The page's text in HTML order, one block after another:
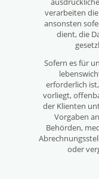
verarbeiten
ansonsten
dient, die
Sofern es für
erforderlich
vorliegt,
der Klienten
Vorgaben
Behörden,
oder